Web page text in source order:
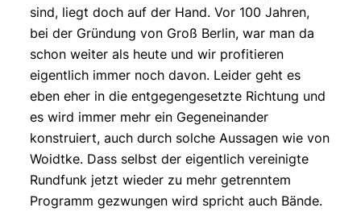
sind, liegt doch auf der Hand. Vor 100 Jahren,
bei der Gründung von Groß Berlin, war man da
schon weiter als heute und wir profitieren
eigentlich immer noch davon. Leider geht es
eben eher in die entgegengesetzte Richtung und
es wird immer mehr ein Gegeneinander
konstruiert, auch durch solche Aussagen wie von
Woidtke. Dass selbst der eigentlich vereinigte
Rundfunk jetzt wieder zu mehr getrenntem
Programm gezwungen wird spricht auch Bände.